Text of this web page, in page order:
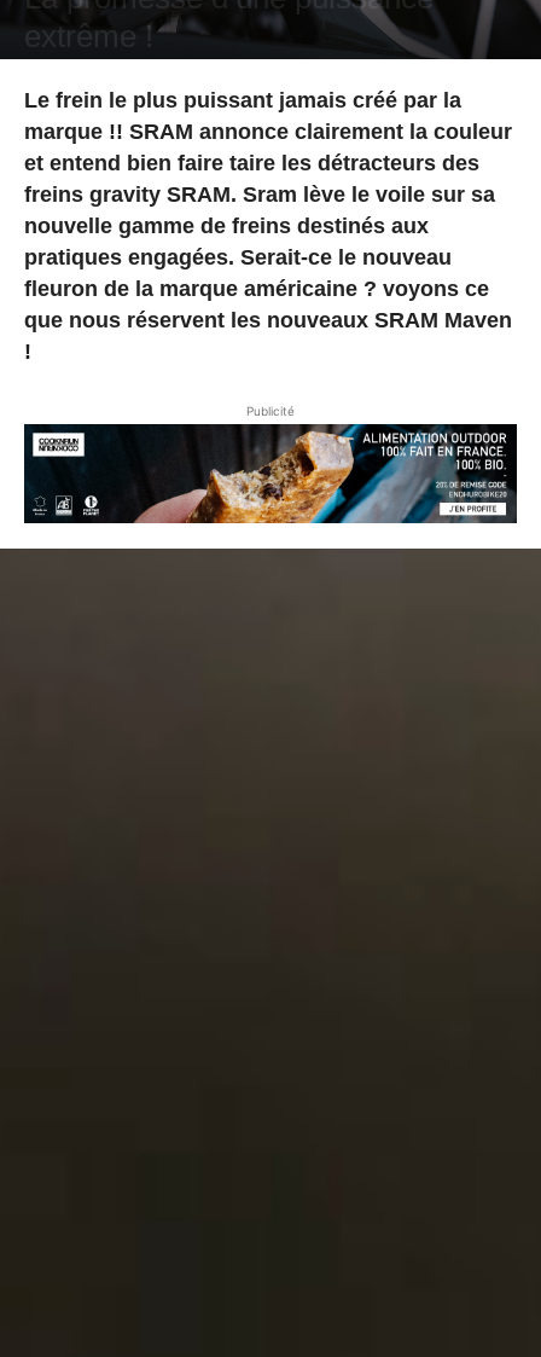
extrême !
Le frein le plus puissant jamais créé par la
marque !! SRAM annonce clairement la couleur
et entend bien faire taire les détracteurs des
freins gravity SRAM. Sram lève le voile sur sa
nouvelle gamme de freins destinés aux
pratiques engagées. Serait-ce le nouveau
fleuron de la marque américaine ? voyons ce
que nous réservent les nouveaux SRAM Maven
!
Publicité